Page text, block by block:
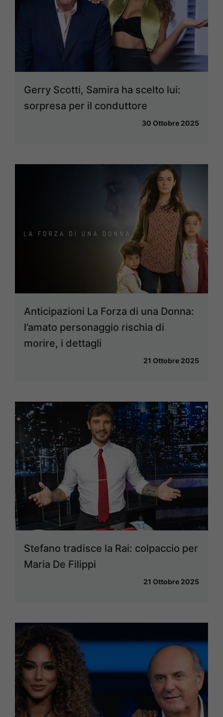
Gerry Scotti, Samira ha scelto lui:
sorpresa per il conduttore
30 Ottobre 2025
Anticipazioni La Forza di una Donna:
l’amato personaggio rischia di
morire, i dettagli
21 Ottobre 2025
Stefano tradisce la Rai: colpaccio per
Maria De Filippi
21 Ottobre 2025